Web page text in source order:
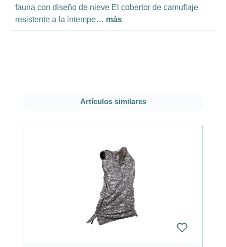
fauna con diseño de nieve El cobertor de camuflaje
resistente a la intempe… más
Omitir la galería de productos
Artículos similares